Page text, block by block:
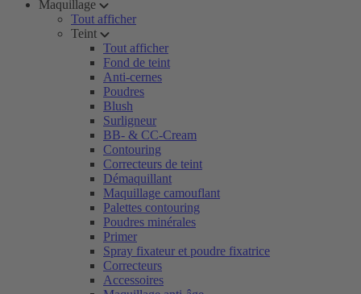
Maquillage
Tout afficher
Teint
Tout afficher
Fond de teint
Anti-cernes
Poudres
Blush
Surligneur
BB- & CC-Cream
Contouring
Correcteurs de teint
Démaquillant
Maquillage camouflant
Palettes contouring
Poudres minérales
Primer
Spray fixateur et poudre fixatrice
Correcteurs
Accessoires